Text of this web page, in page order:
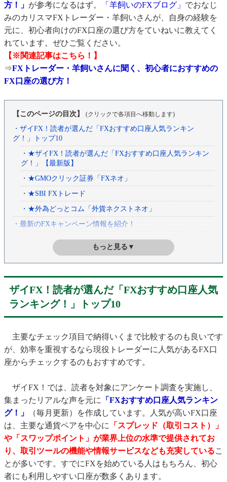
方！」 が参考になるはず。 「羊飼いのFXブログ」 でおなじ
みのカリスマFXトレーダー・羊飼いさんが、自身の経験を
元に、初心者向けのFX口座の選び方をていねいに教えてく
れています。ぜひご覧ください。
【※関連記事はこちら！】
⇒FXトレーダー・羊飼いさんに聞く、初心者におすすめの
FX口座の選び方！
【このページの目次】 (クリックで各項目へ移動します)
・ザイFX！読者が選んだ「FXおすすめ口座人気ランキン
グ！」トップ10
・★ザイFX！読者が選んだ「FXおすすめ口座人気ランキン
グ！」【最新版】
・★GMOクリック証券「FXネオ」
・★SBI FXトレード
・★外為どっとコム「外貨ネクストネオ」
・最新のFXキャンペーン情報を紹介！
・FX口座を比較するときに必ずチェックしたい6項目
・1、スプレッド（取引コスト）
・2、スワップポイント
・★【最新版】人気が高い12通貨ペアの「スワップポイン
ト」比較表
・★ 【最新版】各FX口座の「最低取引単位」比較表
・★SBI FXトレード
・4、通貨ペアのラインナップ
・★【最新版】各FX口座の「通貨ペア数」比較・ランキング
・5、取引ツールやスマホアプリ
・6、マーケット情報
・こだわりの条件でFX口座を比較！
・ TradingView（トレーディングビュー）を使えるFX口座
・★TradingViewを「無料」で使えるおすすめのFX口座一覧
もっと見る▼
ザイFX！読者が選んだ「FXおすすめ口座人気
ランキング！」トップ10
主要なチェック項目で納得いくまで比較するのも良いです
が、効率を重視するなら現役トレーダーに人気があるFX口
座からチェックするのもおすすめです。
ザイFX！では、読者を対象にアンケート調査を実施し、
集まったリアルな声を元に
「FXおすすめ口座人気ランキン
グ！」
（毎月更新）を作成しています。人気が高いFX口座
は、主要な通貨ペアを中心に
「スプレッド（取引コスト）」
や「スワップポイント」が業界上位の水準で提供されてお
り、取引ツールの機能や情報サービスなども充実しているこ
とが多いです。すでにFXを始めている人はもちろん、初心
者にも利用しやすい口座が数多くあります。